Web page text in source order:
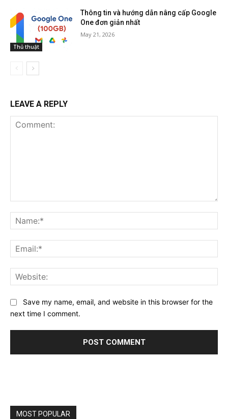
Thủ thuật
Thông tin và hướng dẫn nâng cấp Google
One đơn giản nhất
May 21, 2026
LEAVE A REPLY
Save my name, email, and website in this browser for the
next time I comment.
MOST POPULAR